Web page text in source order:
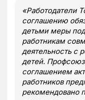
«Работодатели
соглашению
детьми меры
работникам
деятельность с
детей.
соглашением
работников
рекомендовано